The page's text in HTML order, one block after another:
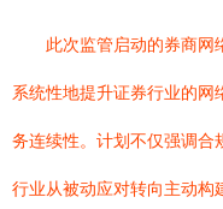
此次监管启动的券商网
系统性地提升证券行业的网
务连续性。计划不仅强调合
行业从被动应对转向主动构